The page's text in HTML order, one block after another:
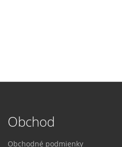
Obchod
Obchodné podmienky